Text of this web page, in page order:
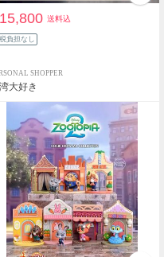
送料込
負担なし
SHOPPER
大好き